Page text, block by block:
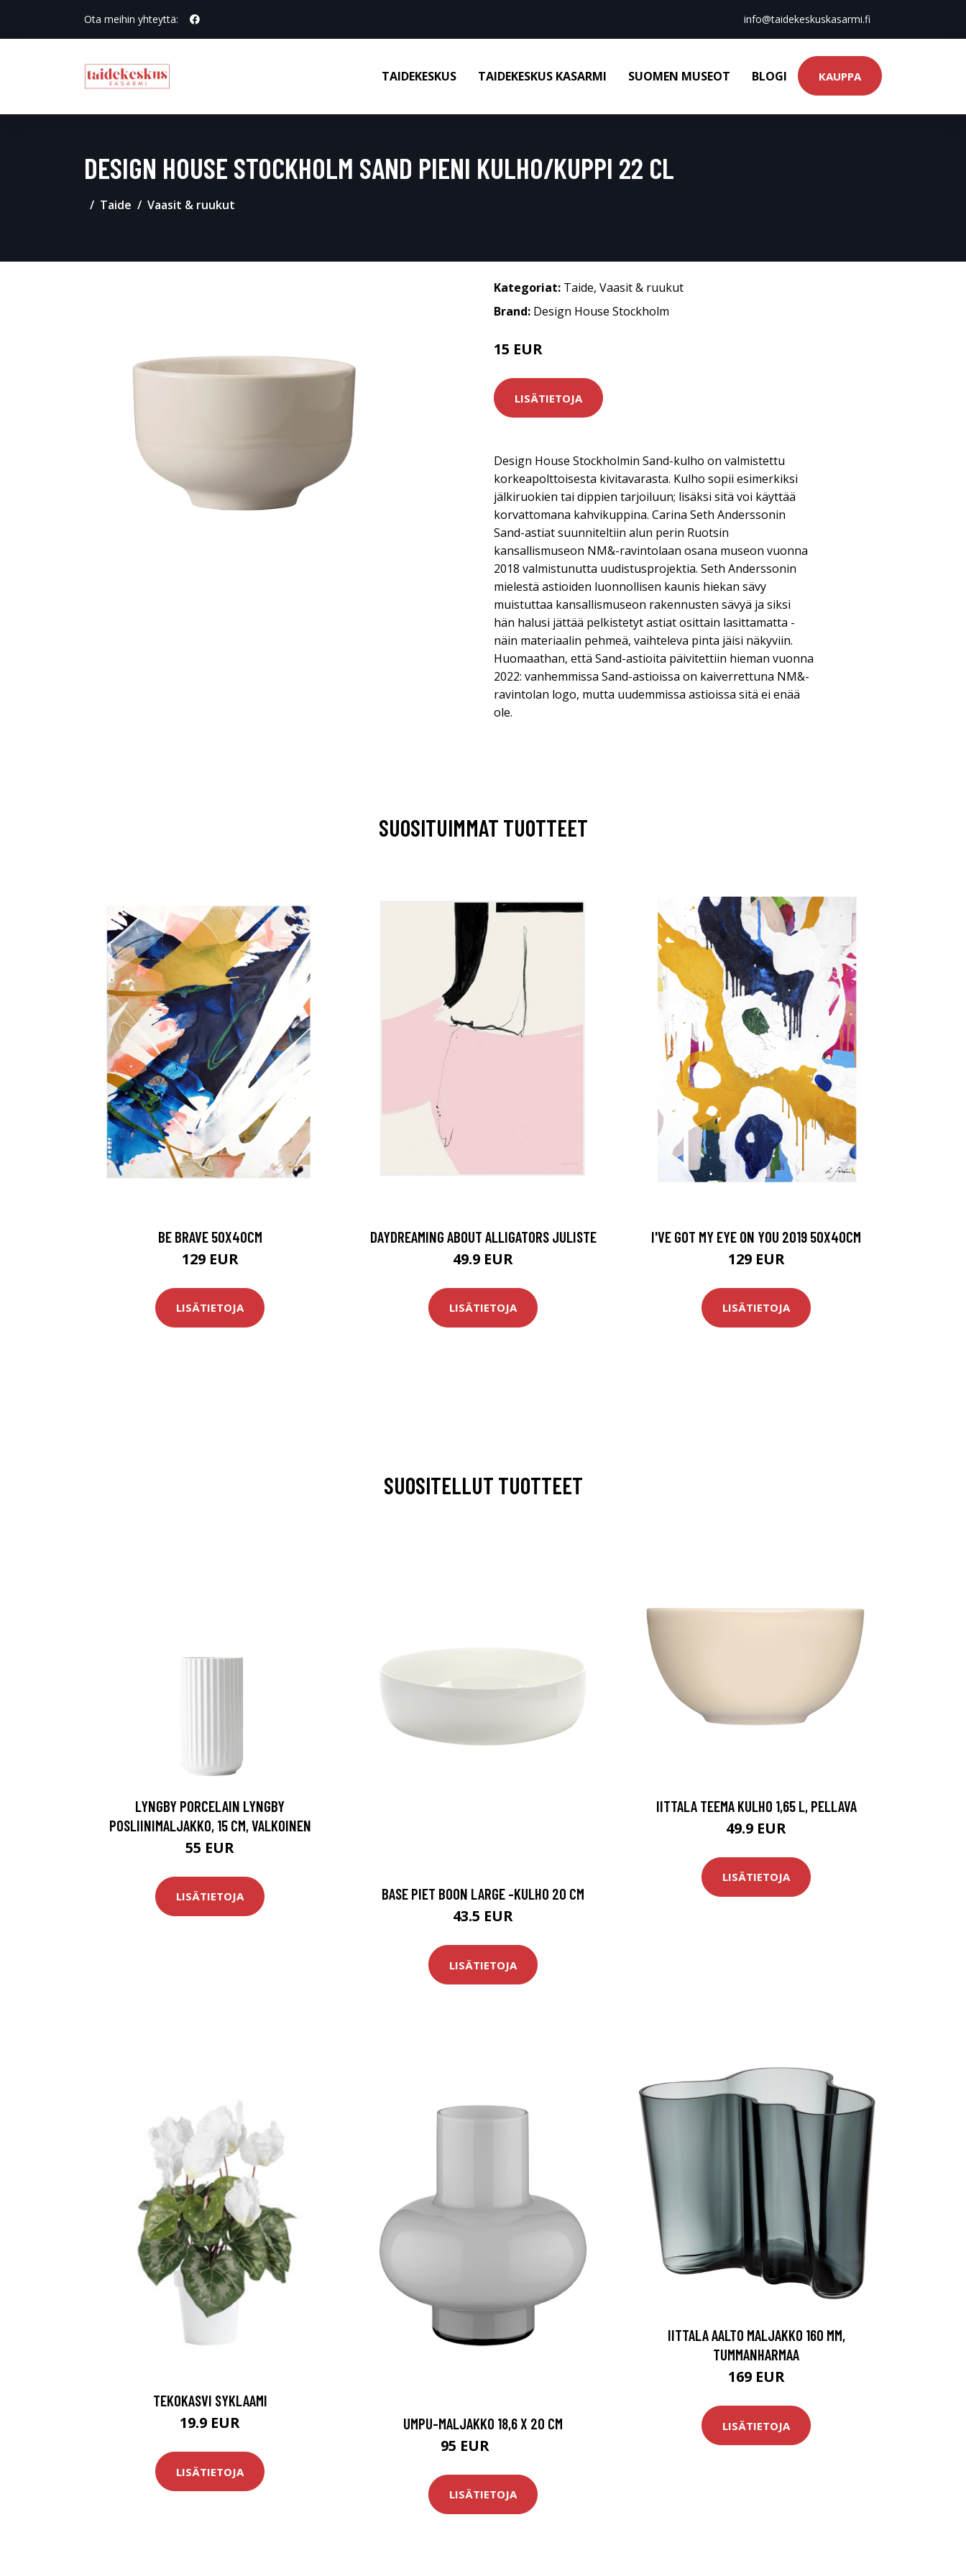
Ota meihin yhteyttä: info@taidekeskuskasarmi.fi
TAIDEKESKUS TAIDEKESKUS KASARMI SUOMEN MUSEOT BLOGI KAUPPA
DESIGN HOUSE STOCKHOLM SAND PIENI KULHO/KUPPI 22 CL
Taide Vaasit & ruukut
Kategoriat: Taide, Vaasit & ruukut
Brand: Design House Stockholm
15 EUR
LISÄTIETOJA
Design House Stockholmin Sand-kulho on valmistettu
korkeapolttoisesta kivitavarasta. Kulho sopii esimerkiksi
jälkiruokien tai dippien tarjoiluun; lisäksi sitä voi käyttää
korvattomana kahvikuppina. Carina Seth Anderssonin
Sand-astiat suunniteltiin alun perin Ruotsin
kansallismuseon NM&-ravintolaan osana museon vuonna
2018 valmistunutta uudistusprojektia. Seth Anderssonin
mielestä astioiden luonnollisen kaunis hiekan sävy
muistuttaa kansallismuseon rakennusten sävyä ja siksi
hän halusi jättää pelkistetyt astiat osittain lasittamatta -
näin materiaalin pehmeä, vaihteleva pinta jäisi näkyviin.
Huomaathan, että Sand-astioita päivitettiin hieman vuonna
2022: vanhemmissa Sand-astioissa on kaiverrettuna NM&-
ravintolan logo, mutta uudemmissa astioissa sitä ei enää
ole.
SUOSITUIMMAT TUOTTEET
BE BRAVE 50X40CM
129 EUR
LISÄTIETOJA
DAYDREAMING ABOUT ALLIGATORS JULISTE
49.9 EUR
LISÄTIETOJA
I'VE GOT MY EYE ON YOU 2019 50X40CM
129 EUR
LISÄTIETOJA
SUOSITELLUT TUOTTEET
LYNGBY PORCELAIN LYNGBY
POSLIINIMALJAKKO, 15 CM, VALKOINEN
55 EUR
LISÄTIETOJA BASE PIET BOON LARGE -KULHO 20 CM
43.5 EUR
LISÄTIETOJA
IITTALA TEEMA KULHO 1,65 L, PELLAVA
49.9 EUR
LISÄTIETOJA
TEKOKASVI SYKLAAMI
19.9 EUR
LISÄTIETOJA
UMPU-MALJAKKO 18,6 X 20 CM
95 EUR
LISÄTIETOJA
IITTALA AALTO MALJAKKO 160 MM,
TUMMANHARMAA
169 EUR
LISÄTIETOJA